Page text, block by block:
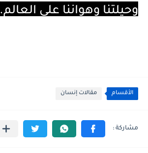
وحيلتنا وهواننا على العالم.
الأقسام مقالات إنسان